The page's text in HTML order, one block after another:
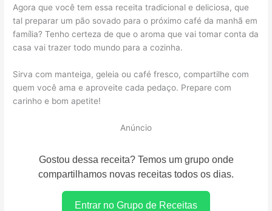
Agora que você tem essa receita tradicional e deliciosa, que
tal preparar um pão sovado para o próximo café da manhã em
família? Tenho certeza de que o aroma que vai tomar conta da
casa vai trazer todo mundo para a cozinha.
Sirva com manteiga, geleia ou café fresco, compartilhe com
quem você ama e aproveite cada pedaço. Prepare com
carinho e bom apetite!
Anúncio
Gostou dessa receita? Temos um grupo onde
compartilhamos novas receitas todos os dias.
Entrar no Grupo de Receitas